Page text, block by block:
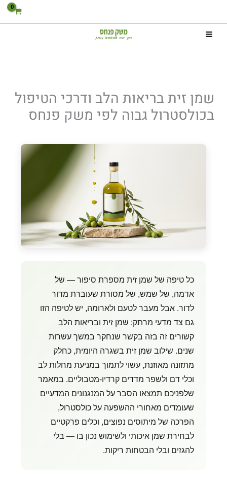
לתוכן
שמן זית בריאות הלב ודרכי הטיפול
בכולסטרול גבוה לפי משק פנחס
כל טיפה של שמן זית מספרת סיפור — של
אדמה, של שמש, של מסורת שעוברת מדור
לדור. אבל מעבר לטעם ולארומה, יש לטיפה הזו
גם צד מדעי מרתק: שמן זית ובריאות הלב
קשורים זה בזה בקשר שנחקר במשך עשרות
שנים. שילוב שמן זית בשגרה היומית, כחלק
מתזונה מאוזנת, עשוי לתמוך במניעת מחלות לב
וכלי דם ולשפר מדדים קרדיו-מטבוליים. במאמר
שלפניכם תמצאו הסבר על המנגנונים המדעיים
שעומדים מאחורי ההשפעה על כולסטרול,
הפרכה של מיתוסים נפוצים, וכלים פרקטיים
לבחירת שמן איכותי ולשימוש נכון בו — בלי
להגזים ובלי הבטחות ריקות.